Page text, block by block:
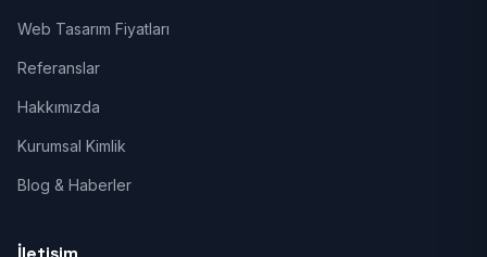
Web Tasarım Fiyatları
Referanslar
Hakkımızda
Kurumsal Kimlik
Blog & Haberler